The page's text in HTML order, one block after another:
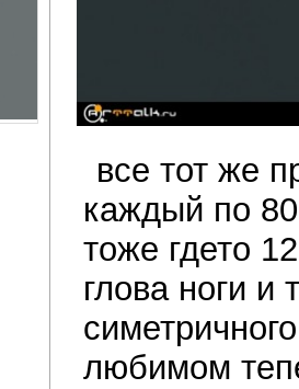
все тот же
каждый по
тоже гдето
глова ноги
любимом